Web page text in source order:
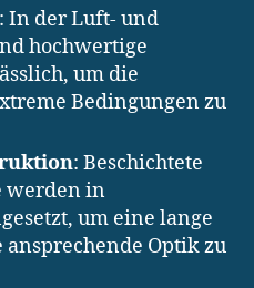
: In der Luft- und
hochwertige
um die
Bedingungen zu
: Beschichtete
werden in
um eine lange
Optik zu